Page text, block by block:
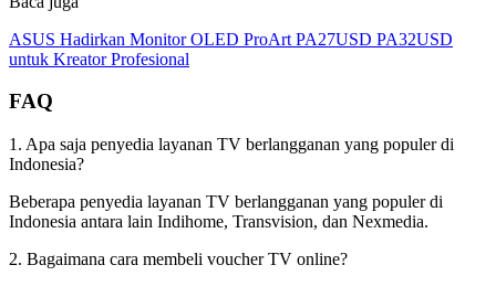
ASUS Hadirkan Monitor OLED ProArt PA27USD PA32USD
untuk Kreator Profesional
FAQ
1. Apa saja penyedia layanan TV berlangganan yang populer di
Indonesia?
Beberapa penyedia layanan TV berlangganan yang populer di
Indonesia antara lain Indihome, Transvision, dan Nexmedia.
2. Bagaimana cara membeli voucher TV online?